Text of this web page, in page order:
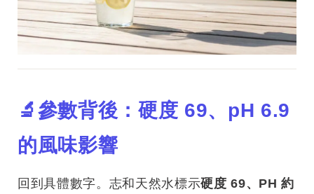
🔬參數背後：硬度 69、pH 6.9
的風味影響
回到具體數字。志和天然水標示硬度 69、PH 約